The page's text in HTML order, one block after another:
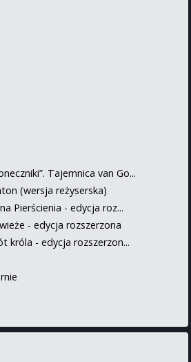
Tajemnica van Go...
(wersja reżyserska)
Pierścienia - edycja roz...
- edycja rozszerzona
króla - edycja rozszerzon...